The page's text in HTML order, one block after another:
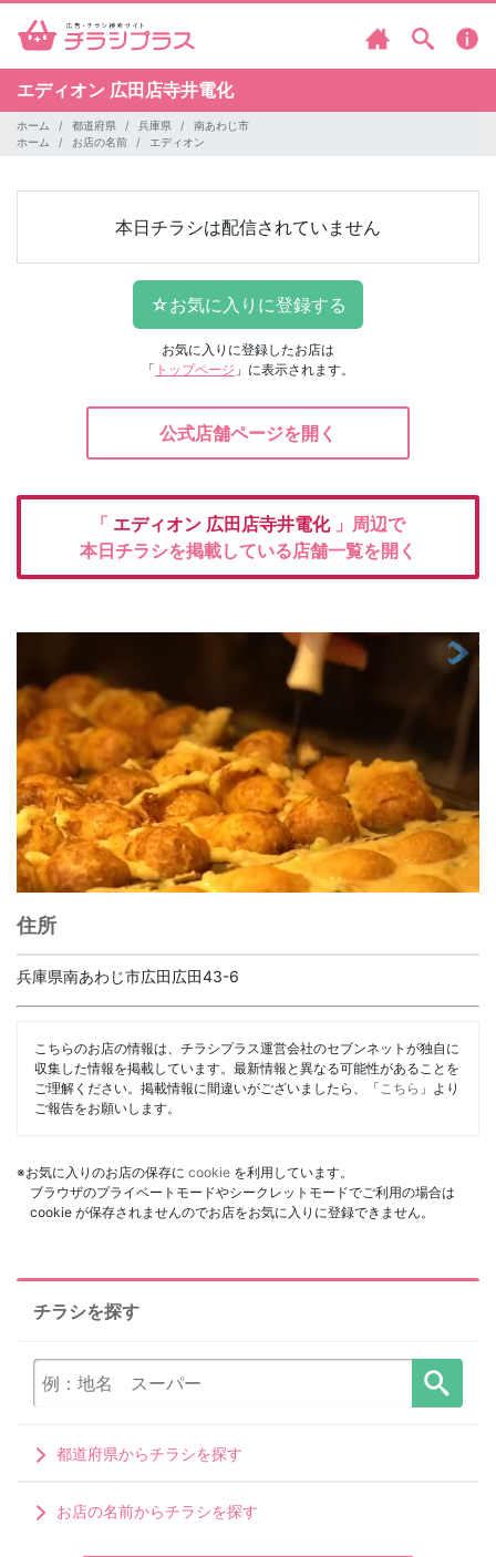
エディオン 広田店寺井電化
ホーム 都道府県 兵庫県
南あわじ市
ホーム
お店の名前 エディオン
本日チラシは配信されていません
お気に入りに登録したお店は
「 トップページ 」に表示されます。
公式店舗ページを開く
「 エディオン 広田店寺井電化 」周辺で
本日チラシを掲載している店舗一覧を開く
住所
兵庫県南あわじ市広田広田43-6
こちらのお店の情報は、チラシプラス運営会社のセブンネットが独自に
収集した情報を掲載しています。最新情報と異なる可能性があることを
ご理解ください。掲載情報に間違いがございましたら、「 こちら 」より
ご報告をお願いします。
※お気に入りのお店の保存に cookie を利用しています。
ブラウザのプライベートモードやシークレットモードでご利用の場合は
cookie が保存されませんのでお店をお気に入りに登録できません。
チラシを探す
都道府県からチラシを探す
お店の名前からチラシを探す